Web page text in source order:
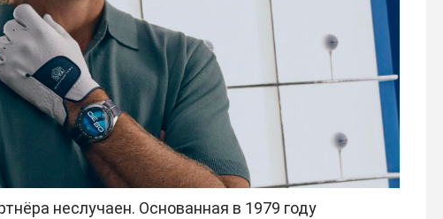
неслучаен. Основанная в 1979 году